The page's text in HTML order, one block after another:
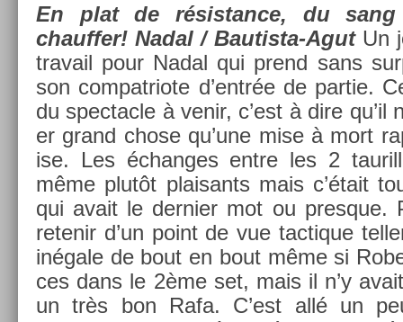
En plat de résis­tance, du
chauff­er! Nadal / Bautista-Agut Un
travail pour Nadal qui prend sans
son com­pat­riote d’entrée de par­tie.
du spec­tacle à venir, c’est à dire qu’il
er grand chose qu’une mise à mort
ise. Les échan­ges entre les 2
même plutôt plaisants mais c’était
qui avait le de­rni­er mot ou pre­sque.
re­tenir d’un point de vue tac­tique
inégale de bout en bout même si
ces dans le 2ème set, mais il n’y
un très bon Rafa. C’est allé un